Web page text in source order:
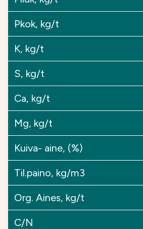
sitoumusehdot-2025/
Pkok, kg/t
K, kg/t
S, kg/t
Ca, kg/t
Mg, kg/t
Kuiva- aine, (%)
Til.paino, kg/m3
Org. Aines, kg/t
C/N